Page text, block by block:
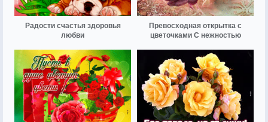
Радости счастья здоровья
любви
Превосходная открытка с
цветочками С нежностью